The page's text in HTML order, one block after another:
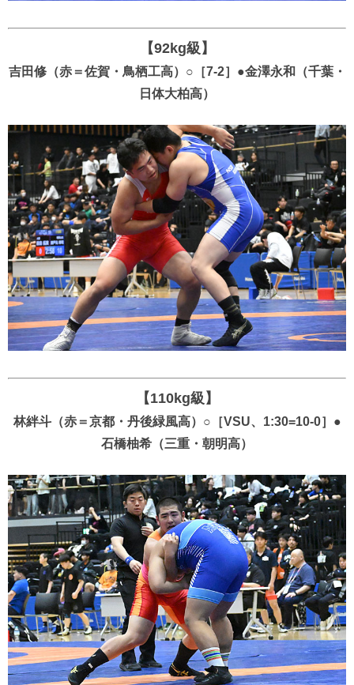
【92kg級】
吉田修（赤＝佐賀・鳥栖工高）○［7-2］●金澤永和（千葉・
日体大柏高）
【110kg級】
林絆斗（赤＝京都・丹後緑風高）○［VSU、1:30=10-0］●
石橋柚希（三重・朝明高）